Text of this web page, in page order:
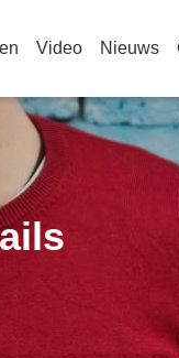
Video Nieuws